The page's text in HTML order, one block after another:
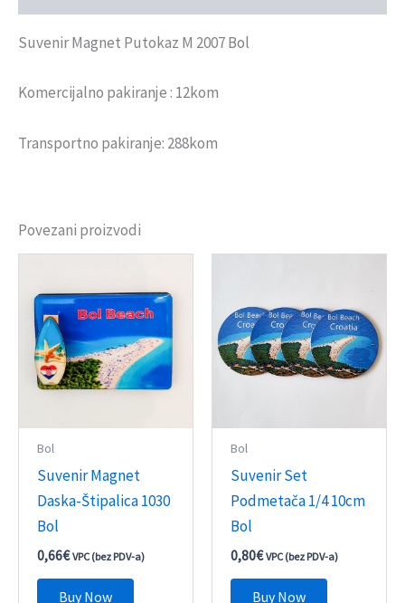
Suvenir Magnet Putokaz M 2007 Bol
Komercijalno pakiranje : 12kom
Transportno pakiranje: 288kom
Povezani proizvodi
Bol
Suvenir Magnet
Daska-Štipalica 1030
Bol
0,66€ VPC (bez PDV-a)
Buy Now
Bol
Suvenir Set
Podmetača 1/4 10cm
Bol
0,80€ VPC (bez PDV-a)
Buy Now